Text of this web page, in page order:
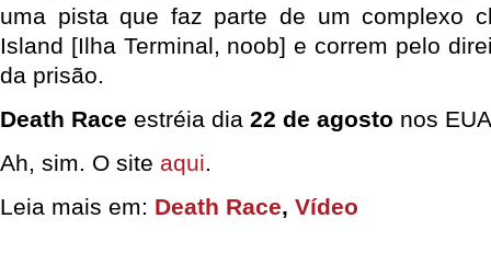
uma pista que faz parte de um complexo
Island [Ilha Terminal, noob] e correm pelo
da prisão.
Death Race estréia dia 22 de agosto nos
Ah, sim. O site aqui.
Leia mais em: Death Race, Vídeo